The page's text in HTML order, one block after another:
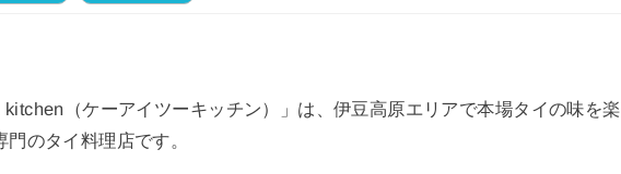
（ケーアイツーキッチン）」は、伊豆高原エリアで本場タイの味を楽
のタイ料理店です。